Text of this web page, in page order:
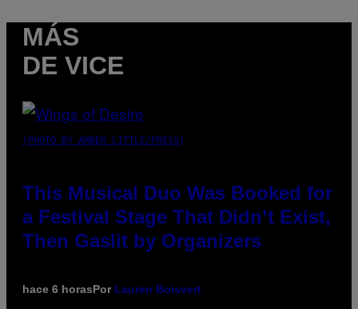
MÁS
DE VICE
(PHOTO BY AMBER LITTLE/PRESS)
This Musical Duo Was Booked for
a Festival Stage That Didn’t Exist,
Then Gaslit by Organizers
hace 6 horasPor Lauren Boisvert